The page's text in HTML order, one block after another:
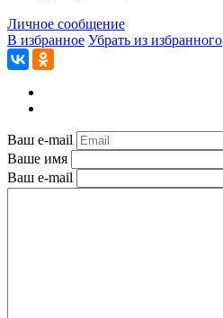
Личное сообщение
В избранное Убрать из избранного
Ваш e-mail
Ваше имя
Ваш e-mail